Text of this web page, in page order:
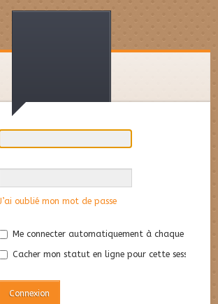
oublié mon mot de passe
Me connecter automatiquement à chaque visite
Cacher mon statut en ligne pour cette session